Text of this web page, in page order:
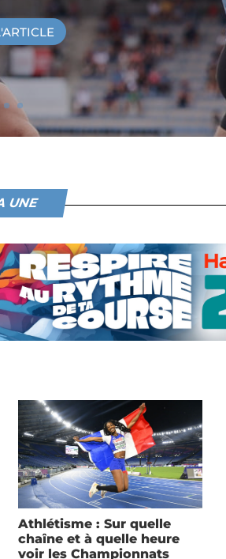
UNE
Athlétisme : Sur quelle
chaîne et à quelle heure
voir les Championnats